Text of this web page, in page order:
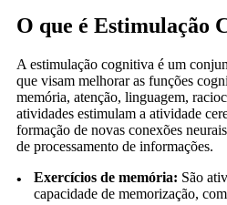
O que é Estimulação
A estimulação cognitiva é um
que visam melhorar as funções
memória, atenção, linguagem,
atividades estimulam a atividade
formação de novas conexões
de processamento de informações.
Exercícios de memória: São
capacidade de memorização,